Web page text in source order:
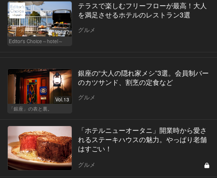
Vol.27
Editor's Choice～hotel～
テラスで楽しむフリーフローが最高！大人
を満足させるホテルのレストラン3選
グルメ
Vol.13
「銀座」の表と裏。
銀座の“大人の隠れ家メシ”3選。会員制バー
のカツサンド、割烹の定食など
グルメ
「ホテルニューオータニ」開業時から愛さ
れるステーキハウスの魅力。やっぱり老舗
はすごい！
グルメ